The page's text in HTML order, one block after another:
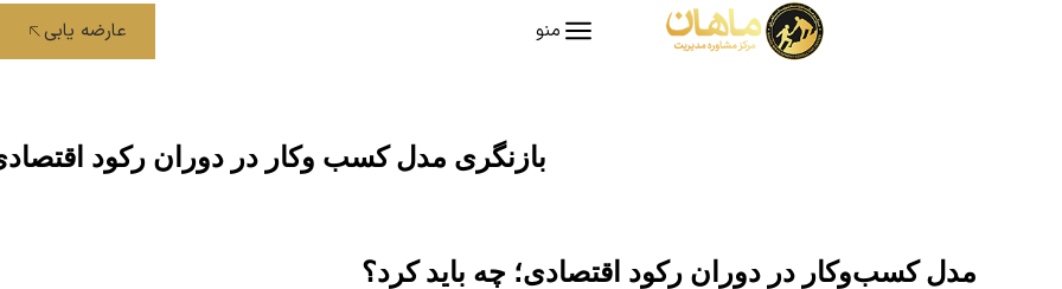
منو عارضه یابی
بازنگری مدل کسب وکار در دوران رکود
مدل کسب‌وکار در دوران رکود اقتصادی؛ چه باید کرد؟